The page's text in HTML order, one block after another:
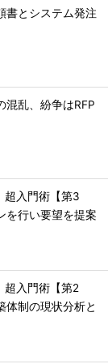
書とシステム発注
混乱、紛争はRFP
超入門術【第3
を行い要望を提案
超入門術【第2
体制の現状分析と